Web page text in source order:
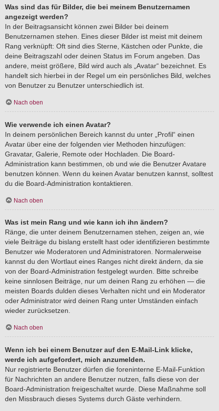
Was sind das für Bilder, die bei meinem Benutzernamen
angezeigt werden?
In der Beitragsansicht können zwei Bilder bei deinem
Benutzernamen stehen. Eines dieser Bilder ist meist mit deinem
Rang verknüpft: Oft sind dies Sterne, Kästchen oder Punkte, die
deine Beitragszahl oder deinen Status im Forum angeben. Das
andere, meist größere, Bild wird auch als „Avatar“ bezeichnet. Es
handelt sich hierbei in der Regel um ein persönliches Bild, welches
von Benutzer zu Benutzer unterschiedlich ist.
Nach oben
Wie verwende ich einen Avatar?
In deinem persönlichen Bereich kannst du unter „Profil“ einen
Avatar über eine der folgenden vier Methoden hinzufügen:
Gravatar, Galerie, Remote oder Hochladen. Die Board-
Administration kann bestimmen, ob und wie die Benutzer Avatare
benutzen können. Wenn du keinen Avatar benutzen kannst, solltest
du die Board-Administration kontaktieren.
Nach oben
Was ist mein Rang und wie kann ich ihn ändern?
Ränge, die unter deinem Benutzernamen stehen, zeigen an, wie
viele Beiträge du bislang erstellt hast oder identifizieren bestimmte
Benutzer wie Moderatoren und Administratoren. Normalerweise
kannst du den Wortlaut eines Ranges nicht direkt ändern, da sie
von der Board-Administration festgelegt wurden. Bitte schreibe
keine sinnlosen Beiträge, nur um deinen Rang zu erhöhen — die
meisten Boards dulden dieses Verhalten nicht und ein Moderator
oder Administrator wird deinen Rang unter Umständen einfach
wieder zurücksetzen.
Nach oben
Wenn ich bei einem Benutzer auf den E-Mail-Link klicke,
werde ich aufgefordert, mich anzumelden.
Nur registrierte Benutzer dürfen die foreninterne E-Mail-Funktion
für Nachrichten an andere Benutzer nutzen, falls diese von der
Board-Administration freigeschaltet wurde. Diese Maßnahme soll
den Missbrauch dieses Systems durch Gäste verhindern.